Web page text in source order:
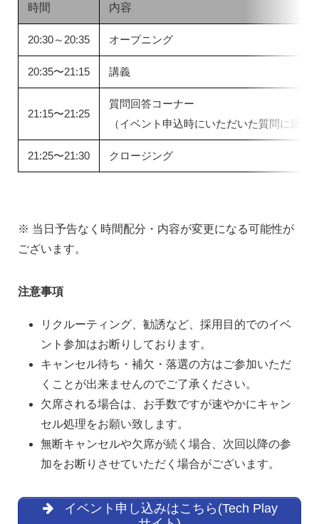
時間 内容
20:30～20:35 オープニング
20:35〜21:15 講義
21:15〜21:25
質問回答コーナー
（イベント申込時にいただいた質問に回答
21:25〜21:30 クロージング
※ 当日予告なく時間配分・内容が変更になる可能性が
ございます。
注意事項
リクルーティング、勧誘など、採用目的でのイベ
ント参加はお断りしております。
キャンセル待ち・補欠・落選の方はご参加いただ
くことが出来ませんのでご了承ください。
欠席される場合は、お手数ですが速やかにキャン
セル処理をお願い致します。
無断キャンセルや欠席が続く場合、次回以降の参
加をお断りさせていただく場合がございます。
イベント申し込みはこちら(Tech Play